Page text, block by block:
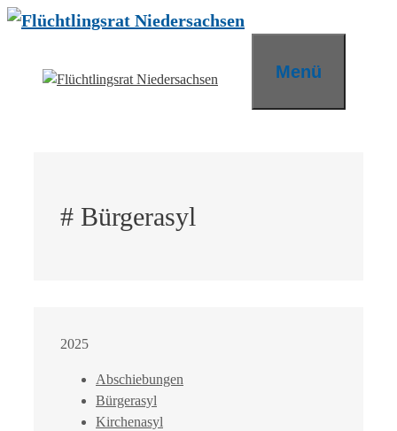
Zum
Menü
# Bürgerasyl
2025
Abschiebungen
Bürgerasyl
Kirchenasyl